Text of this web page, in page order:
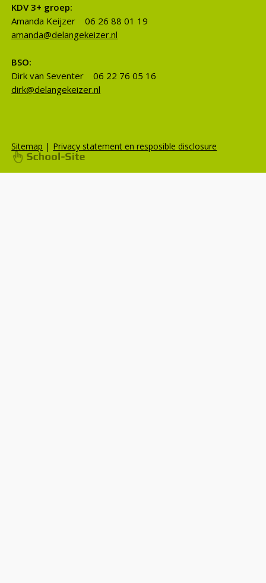
KDV 3+ groep:
Amanda Keijzer 06 26 88 01 19
amanda@delangekeizer.nl
BSO:
Dirk van Seventer 06 22 76 05 16
dirk@delangekeizer.nl
Sitemap | Privacy statement en resposible disclosure